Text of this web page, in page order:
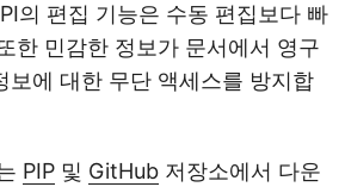
의 편집 기능은 수동 편집보다 빠
한 민감한 정보가 문서에서 영구
보에 대한 무단 액세스를 방지합
PIP 및 GitHub 저장소에서 다운